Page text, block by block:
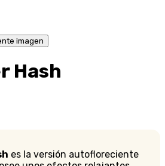
imagen
Hash
es la versión autofloreciente